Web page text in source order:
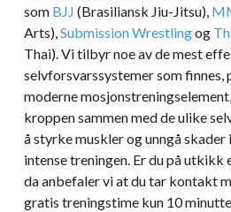
som BJJ (Brasiliansk Jiu-Jitsu),
Arts),Submission Wrestlingog
Thai). Vi tilbyr noe av de mest
selvforsvarssystemer som finnes,
moderne
kroppen sammen med de ulike
å styrke muskler og unngå
intense treningen. Er du på
da anbefaler vi at du tar kontakt
gratis treningstime kun 10